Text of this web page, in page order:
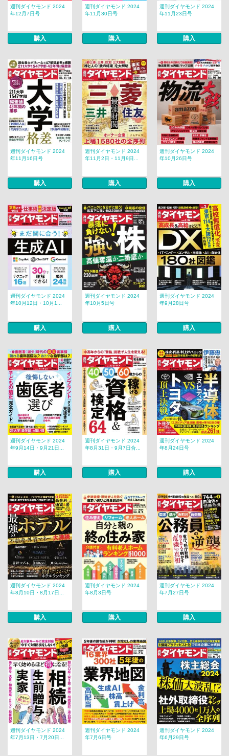
週刊ダイヤモンド 2024
年12月7日号
購入
週刊ダイヤモンド 2024
年11月30日号
購入
週刊ダイヤモンド 2024
年11月23日号
購入
週刊ダイヤモンド 2024
年11月16日号
購入
週刊ダイヤモンド 2024
年11月2日・11月9日...
購入
週刊ダイヤモンド 2024
年10月26日号
購入
週刊ダイヤモンド 2024
年10月12日・10月1...
購入
週刊ダイヤモンド 2024
年10月5日号
購入
週刊ダイヤモンド 2024
年9月28日号
購入
週刊ダイヤモンド 2024
年9月14日・9月21日...
購入
週刊ダイヤモンド 2024
年8月31日・9月7日合...
購入
週刊ダイヤモンド 2024
年8月24日号
購入
週刊ダイヤモンド 2024
年8月10日・8月17日...
購入
週刊ダイヤモンド 2024
年8月3日号
購入
週刊ダイヤモンド 2024
年7月27日号
購入
週刊ダイヤモンド 2024
年7月13日・7月20日...
週刊ダイヤモンド 2024
年7月6日号
週刊ダイヤモンド 2024
年6月29日号